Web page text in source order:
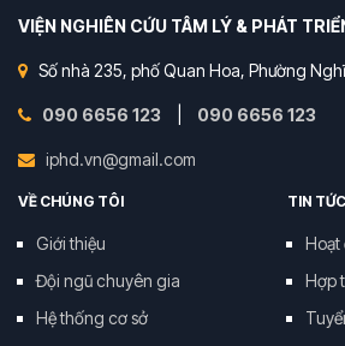
VIỆN NGHIÊN CỨU TÂM LÝ & PHÁT
Số nhà 235, phố Quan Hoa, Phường
090 6656 123 090 6656 123
iphd.vn@gmail.com
VỀ CHÚNG TÔI
Giới thiệu
Đội ngũ chuyên gia
Hệ thống cơ sở
TIN
Hoạt
Hợp